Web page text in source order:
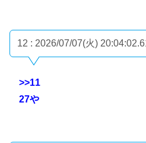
12 : 2026/07/07(火)
>>11
27や